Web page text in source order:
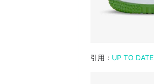
引用： UP TO DATE